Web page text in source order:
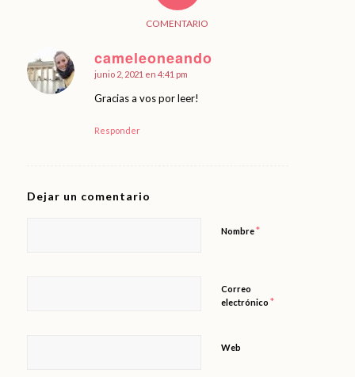
COMENTARIO
cameleoneando
Dice:
junio 2, 2021 en 4:41 pm
Gracias a vos por leer!
Responder
Dejar un comentario
Nombre*
Correo
electrónico *
Web